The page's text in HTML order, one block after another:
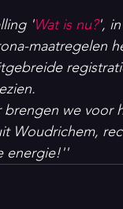
'Wat is nu?',
maatregelen
we voor
Woudrichem,
energie!''